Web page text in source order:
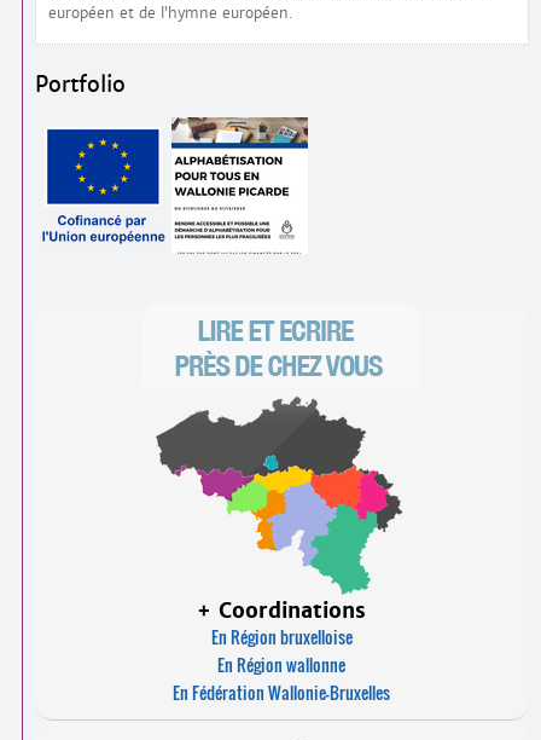
européen et de l’hymne européen.
Portfolio
+ Coordinations
En Région bruxelloise
En Région wallonne
En Fédération Wallonie-Bruxelles